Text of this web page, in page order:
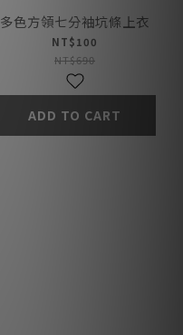
多色方領七分袖坑條上衣
NT$100
NT$690
ADD TO CART